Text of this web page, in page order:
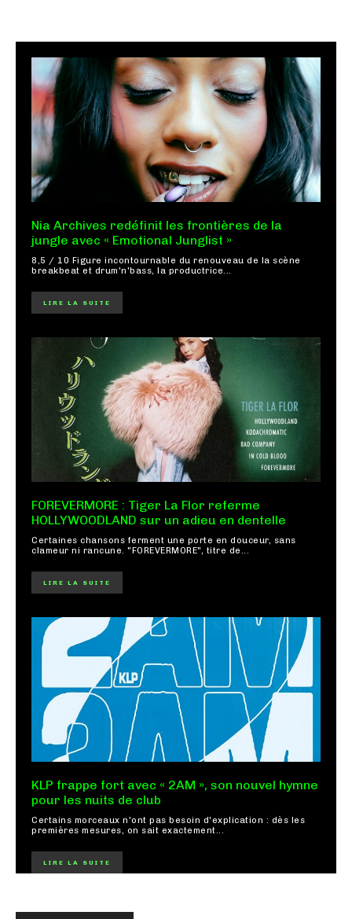
Nia Archives redéfinit les frontières de la
jungle avec « Emotional Junglist »
8,5 / 10 Figure incontournable du renouveau de la scène
breakbeat et drum'n'bass, la productrice...
LIRE LA SUITE
FOREVERMORE : Tiger La Flor referme
HOLLYWOODLAND sur un adieu en dentelle
Certaines chansons ferment une porte en douceur, sans
clameur ni rancune. "FOREVERMORE", titre de...
LIRE LA SUITE
KLP frappe fort avec « 2AM », son nouvel hymne
pour les nuits de club
Certains morceaux n'ont pas besoin d'explication : dès les
premières mesures, on sait exactement...
LIRE LA SUITE